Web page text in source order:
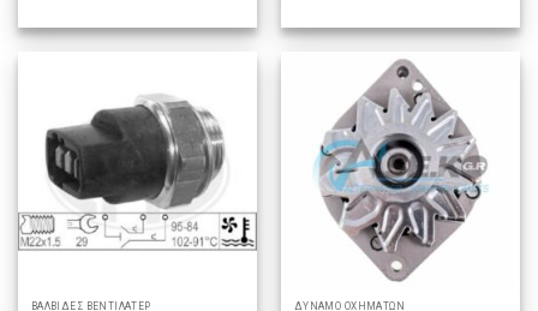
ΒΑΛΒΙΔΕΣ ΒΕΝΤΙΛΑΤΕΡ ΔΥΝΑΜΟ ΟΧΗΜΑΤΩΝ